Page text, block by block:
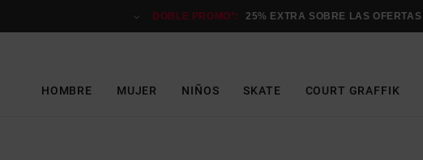
DOBLE PROMO*: 25% EXTRA SOBRE LAS OFERTAS
HOMBRE MUJER NIÑOS SKATE COURT GRAFFIK